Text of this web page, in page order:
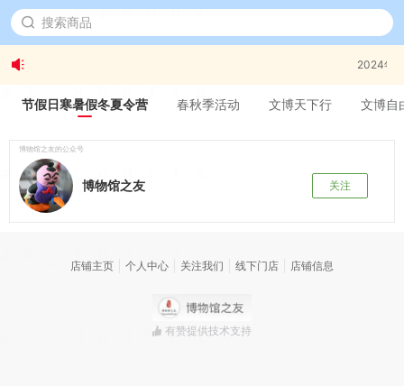
2024年
节假日寒暑假冬夏令营 春秋季活动 文博天下行 文博自
博物馆之友的公众号
博物馆之友 关注
店铺主页 个人中心 关注我们 线下门店 店铺信息
有赞提供技术支持